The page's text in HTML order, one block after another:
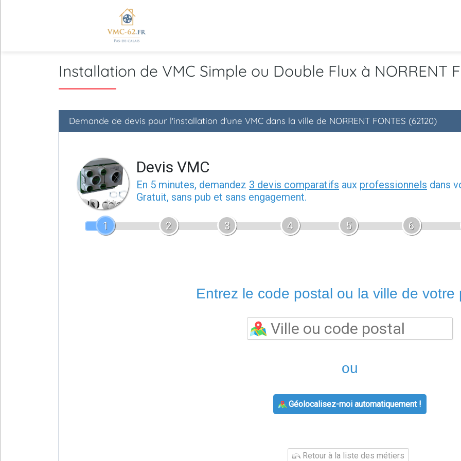
Installation de VMC Simple ou Double Flux à NORRENT
Demande de devis pour l'installation d'une VMC dans la ville de NORRENT FONTES (62120)
Devis VMC
En 5 minutes, demandez 3 devis comparatifs aux professionnels dans
Gratuit, sans pub et sans engagement.
1 2 3 4 5 6
Entrez le code postal ou la ville de votre
ou
Géolocalisez-moi automatiquement !
Retour à la liste des métiers